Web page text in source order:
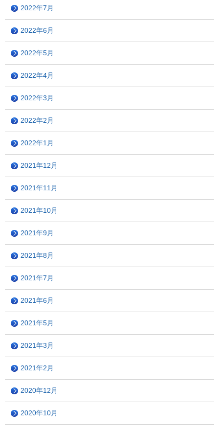
2022年7月
2022年6月
2022年5月
2022年4月
2022年3月
2022年2月
2022年1月
2021年12月
2021年11月
2021年10月
2021年9月
2021年8月
2021年7月
2021年6月
2021年5月
2021年3月
2021年2月
2020年12月
2020年10月